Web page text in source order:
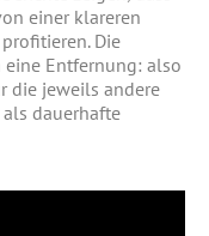
einer klareren
Die
Entfernung: also
die jeweils andere
dauerhafte